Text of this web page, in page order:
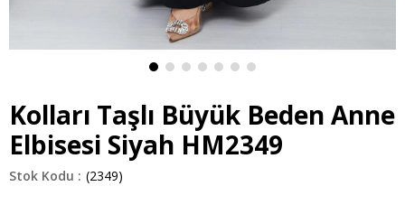
Kolları Taşlı Büyük Beden Anne
Elbisesi Siyah HM2349
(2349)